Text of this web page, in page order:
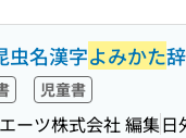
虫名漢字よみかた
児童書
ーツ株式会社 編集日